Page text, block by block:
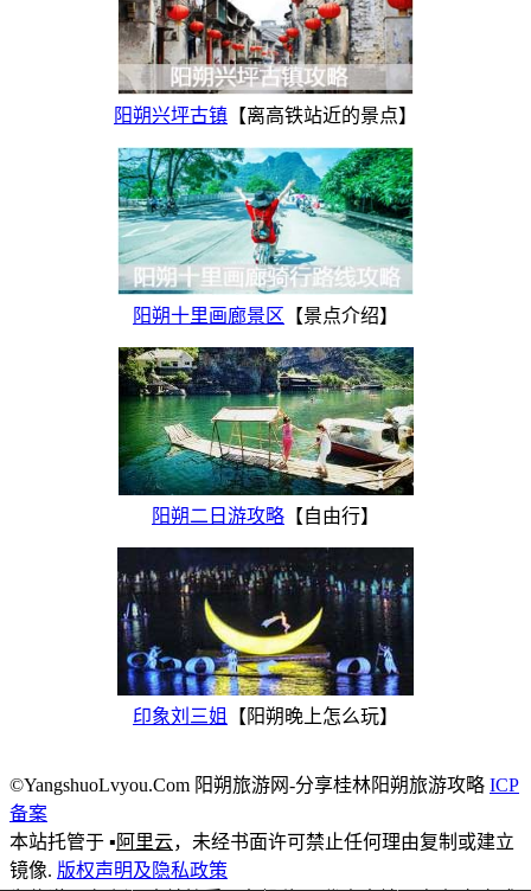
阳朔兴坪古镇 【离高铁站近的景点】
阳朔十里画廊景区 【景点介绍】
阳朔二日游攻略 【自由行】
印象刘三姐 【阳朔晚上怎么玩】
©YangshuoLvyou.Com 阳朔旅游网-分享桂林阳朔旅游攻略 ICP
备案
本站托管于 ▪ 阿里云，未经书面许可禁止任何理由复制或建立
镜像. 版权声明及隐私政策